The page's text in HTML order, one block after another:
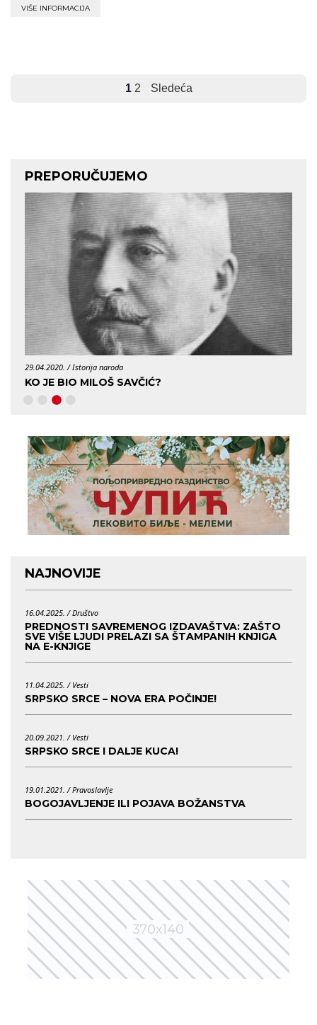
VIŠE INFORMACIJA
1 2 Sledeća
PREPORUČUJEMO
29.04.2020. / Istorija naroda
KO JE BIO MILOŠ SAVČIĆ?
NAJNOVIJE
16.04.2025. /Društvo
PREDNOSTI SAVREMENOG IZDAVAŠTVA: ZAŠTO
SVE VIŠE LJUDI PRELAZI SA ŠTAMPANIH KNJIGA
NA E-KNJIGE
11.04.2025. / Vesti
SRPSKO SRCE – NOVA ERA POČINJE!
20.09.2021. / Vesti
SRPSKO SRCE I DALJE KUCA!
19.01.2021. /Pravoslavlje
BOGOJAVLJENJE ILI POJAVA BOŽANSTVA